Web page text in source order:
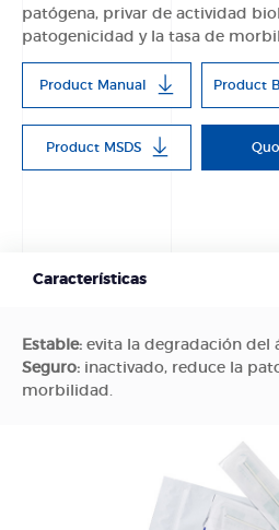
patógena, privar de actividad
patogenicidad y la tasa de
Product Manual Product
Product MSDS
Características
Estable: evita la degradación del
Seguro: inactivado, reduce la
morbilidad.